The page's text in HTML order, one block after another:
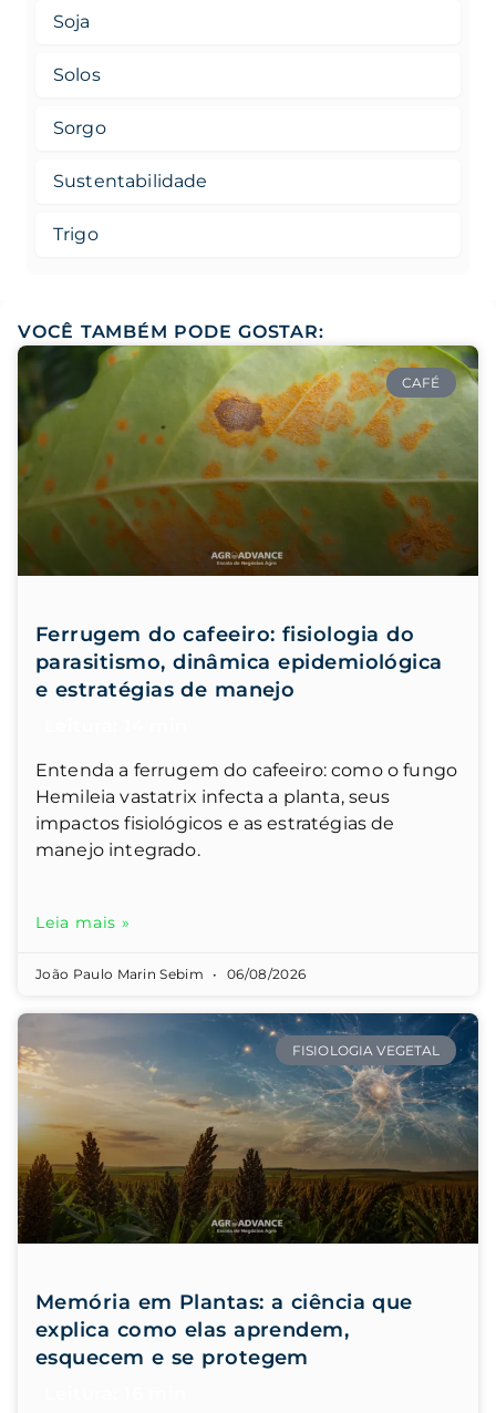
Soja
Solos
Sorgo
Sustentabilidade
Trigo
VOCÊ TAMBÉM PODE GOSTAR:
CAFÉ
Ferrugem do cafeeiro: fisiologia do
parasitismo, dinâmica epidemiológica
e estratégias de manejo
Entenda a ferrugem do cafeeiro: como o fungo
Hemileia vastatrix infecta a planta, seus
impactos fisiológicos e as estratégias de
manejo integrado.
Leia mais »
João Paulo Marin Sebim 06/08/2026
FISIOLOGIA VEGETAL
Memória em Plantas: a ciência que
explica como elas aprendem,
esquecem e se protegem